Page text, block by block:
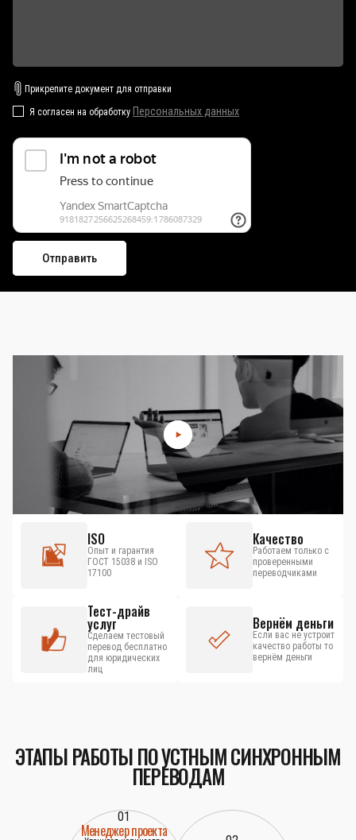
Прикрепите документ для отправки
Я согласен на обработку Персональных данных
ISO
Опыт и гарантия
ГОСТ 15038 и ISO
17100
Качество
Работаем только с
проверенными
переводчиками
Тест-драйв
услуг
Сделаем тестовый
перевод бесплатно
для юридических
лиц
Вернём деньги
Если вас не устроит
качество работы то
вернём деньги
ЭТАПЫ РАБОТЫ ПО УСТНЫМ СИНХРОННЫМ
ПЕРЕВОДАМ
01
Менеджер проекта